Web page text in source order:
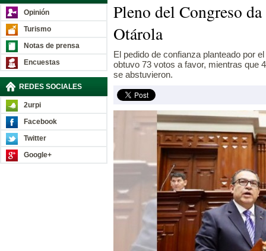
Opinión
Turismo
Notas de prensa
Encuestas
REDES SOCIALES
2urpi
Facebook
Twitter
Google+
Pleno del Congreso
Otárola
El pedido de confianza planteado por
obtuvo 73 votos a favor, mientras que
se abstuvieron.